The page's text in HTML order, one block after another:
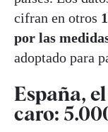
cifran en otros
por las
adoptado para
España,
caro: